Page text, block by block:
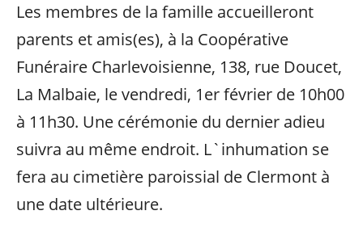
Les membres de la famille accueilleront
parents et amis(es), à la Coopérative
Funéraire Charlevoisienne, 138, rue Doucet,
La Malbaie, le vendredi, 1er février de 10h00
à 11h30. Une cérémonie du dernier adieu
suivra au même endroit. L`inhumation se
fera au cimetière paroissial de Clermont à
une date ultérieure.